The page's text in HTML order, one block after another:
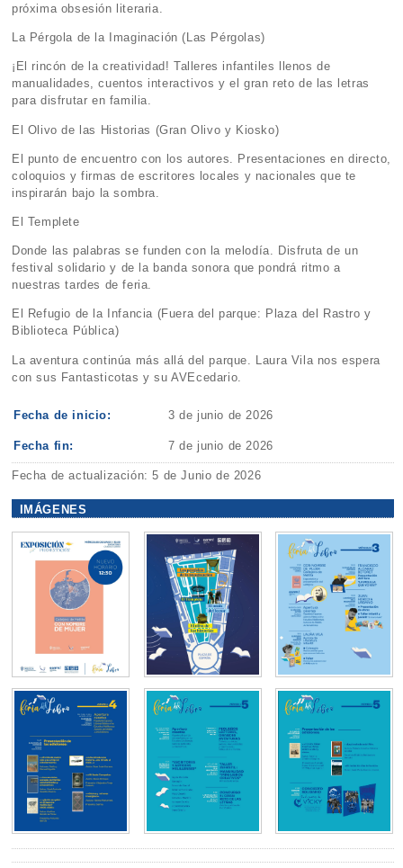
próxima obsesión literaria.
La Pérgola de la Imaginación (Las Pérgolas)
¡El rincón de la creatividad! Talleres infantiles llenos de
manualidades, cuentos interactivos y el gran reto de las letras
para disfrutar en familia.
El Olivo de las Historias (Gran Olivo y Kiosko)
El punto de encuentro con los autores. Presentaciones en directo,
coloquios y firmas de escritores locales y nacionales que te
inspirarán bajo la sombra.
El Templete
Donde las palabras se funden con la melodía. Disfruta de un
festival solidario y de la banda sonora que pondrá ritmo a
nuestras tardes de feria.
El Refugio de la Infancia (Fuera del parque: Plaza del Rastro y
Biblioteca Pública)
La aventura continúa más allá del parque. Laura Vila nos espera
con sus Fantasticotas y su AVEcedario.
Fecha de inicio: 3 de junio de 2026
Fecha fin: 7 de junio de 2026
Fecha de actualización: 5 de Junio de 2026
IMÁGENES